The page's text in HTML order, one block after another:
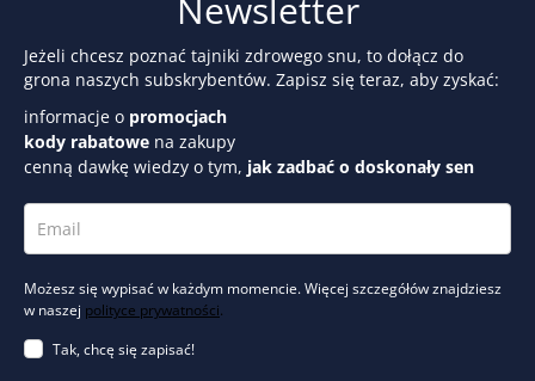
Jeżeli chcesz poznać tajniki zdrowego snu, to dołącz do
grona naszych subskrybentów. Zapisz się teraz, aby zyskać:
informacje o promocjach
kody rabatowe na zakupy
cenną dawkę wiedzy o tym, jak zadbać o doskonały sen
Możesz się wypisać w każdym momencie. Więcej szczegółów znajdziesz
w naszej polityce prywatności.
Tak, chcę się zapisać!